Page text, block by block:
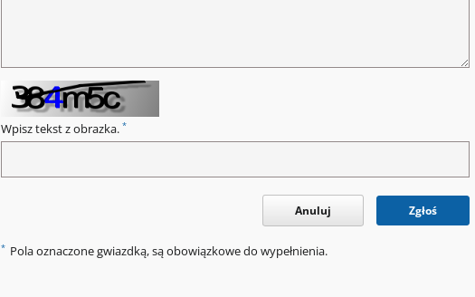
Wpisz tekst z obrazka. *
Anuluj Zgłoś
* Pola oznaczone gwiazdką, są obowiązkowe do wypełnienia.